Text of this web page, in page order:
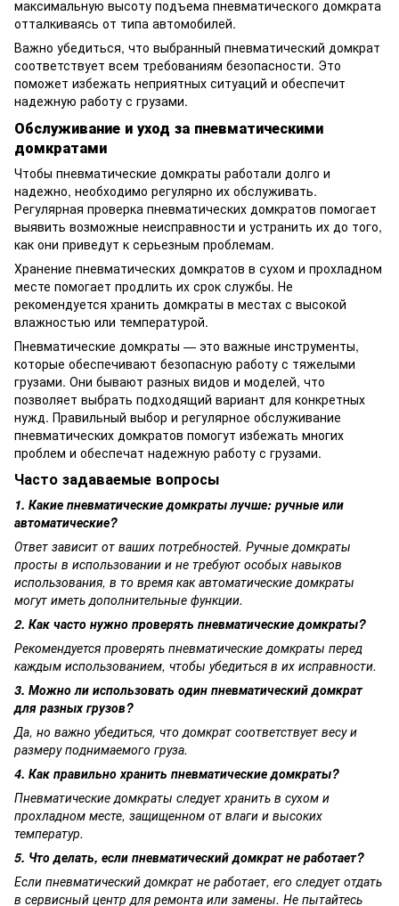
максимальную высоту подъема пневматического домкрата
отталкиваясь от типа автомобилей.
Важно убедиться, что выбранный пневматический домкрат
соответствует всем требованиям безопасности. Это
поможет избежать неприятных ситуаций и обеспечит
надежную работу с грузами.
Обслуживание и уход за пневматическими
домкратами
Чтобы пневматические домкраты работали долго и
надежно, необходимо регулярно их обслуживать.
Регулярная проверка пневматических домкратов помогает
выявить возможные неисправности и устранить их до того,
как они приведут к серьезным проблемам.
Хранение пневматических домкратов в сухом и прохладном
месте помогает продлить их срок службы. Не
рекомендуется хранить домкраты в местах с высокой
влажностью или температурой.
Пневматические домкраты — это важные инструменты,
которые обеспечивают безопасную работу с тяжелыми
грузами. Они бывают разных видов и моделей, что
позволяет выбрать подходящий вариант для конкретных
нужд. Правильный выбор и регулярное обслуживание
пневматических домкратов помогут избежать многих
проблем и обеспечат надежную работу с грузами.
Часто задаваемые вопросы
1. Какие пневматические домкраты лучше: ручные или
автоматические?
Ответ зависит от ваших потребностей. Ручные домкраты
просты в использовании и не требуют особых навыков
использования, в то время как автоматические домкраты
могут иметь дополнительные функции.
2. Как часто нужно проверять пневматические домкраты?
Рекомендуется проверять пневматические домкраты перед
каждым использованием, чтобы убедиться в их исправности.
3. Можно ли использовать один пневматический домкрат
для разных грузов?
Да, но важно убедиться, что домкрат соответствует весу и
размеру поднимаемого груза.
4. Как правильно хранить пневматические домкраты?
Пневматические домкраты следует хранить в сухом и
прохладном месте, защищенном от влаги и высоких
температур.
5. Что делать, если пневматический домкрат не работает?
Если пневматический домкрат не работает, его следует отдать
в сервисный центр для ремонта или замены. Не пытайтесь